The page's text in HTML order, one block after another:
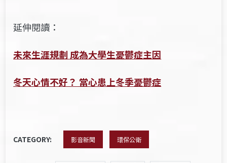
延伸閱讀：
未來生涯規劃 成為大學生憂鬱症主因
冬天心情不好？ 當心患上冬季憂鬱症
CATEGORY: 影音新聞 環保公衛